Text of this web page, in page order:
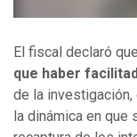
El fiscal declaró
que haber
de la
la dinámica en que